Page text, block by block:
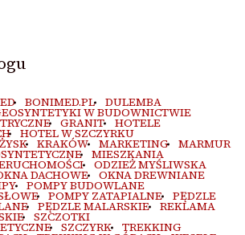
BONIMED.PL DULEMBA
W BUDOWNICTWIE
GRANIT HOTELE
HOTEL W SZCZYRKU
KRAKÓW MARKETING MARMUR
MIESZKANIA
ODZIEŻ MYŚLIWSKA
DACHOWE OKNA DREWNIANE
POMPY BUDOWLANE
POMPY ZATAPIALNE PĘDZLE
PĘDZLE MALARSKIE REKLAMA
SZCZOTKI
SZCZYRK TREKKING